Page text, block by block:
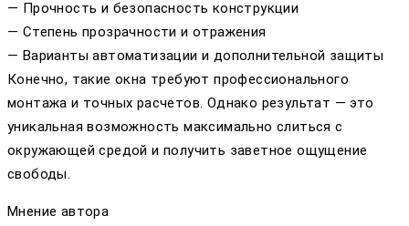
— Прочность и безопасность конструкции
— Степень прозрачности и отражения
— Варианты автоматизации и дополнительной защиты
Конечно, такие окна требуют профессионального
монтажа и точных расчетов. Однако результат — это
уникальная возможность максимально слиться с
окружающей средой и получить заветное ощущение
свободы.
Мнение автора